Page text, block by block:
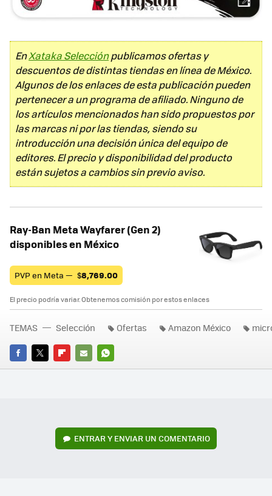
EnXataka Selecciónpublicamos ofertas y
descuentos de distintas tiendas en línea de México.
Algunos de los enlaces de esta publicación pueden
pertenecer a un programa de afiliado. Ninguno de
los artículos mencionados han sido propuestos por
las marcas ni por las tiendas, siendo su
introducción una decisión única del equipo de
editores. El precio y disponibilidad del producto
están sujetos a cambios sin previo aviso.
Ray-Ban Meta Wayfarer (Gen 2)
disponibles en México
PVP en Meta — $8,769.00
El precio podría variar. Obtenemos comisión por estos enlaces
FACEBOOK
TWITTERFLIPBOARD
E-
WHATSAPP
TEMAS Selección Ofertas Amazon México
ENTRAR Y ENVIAR UN COMENTARIO